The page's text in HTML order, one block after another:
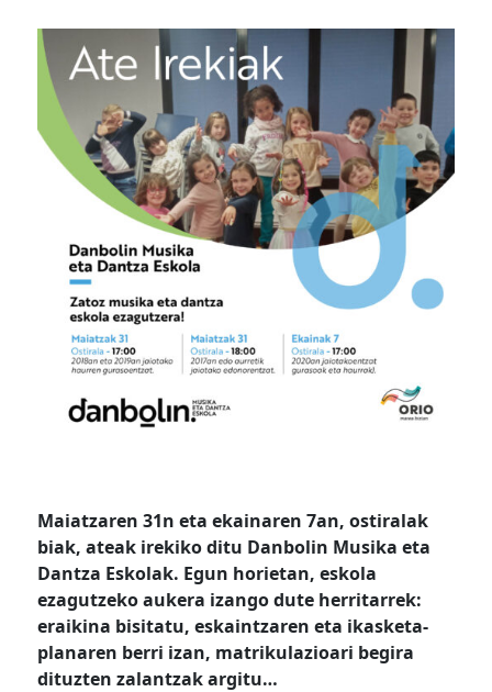
Maiatzaren 31n eta ekainaren 7an, ostiralak
biak, ateak irekiko ditu Danbolin Musika eta
Dantza Eskolak. Egun horietan, eskola
ezagutzeko aukera izango dute herritarrek:
eraikina bisitatu, eskaintzaren eta ikasketa-
planaren berri izan, matrikulazioari begira
dituzten zalantzak argitu…